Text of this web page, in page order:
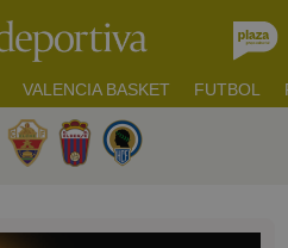
VALENCIA BASKET FUTBOL